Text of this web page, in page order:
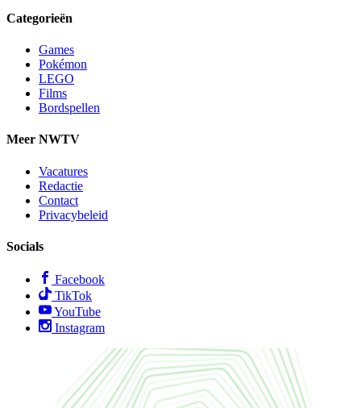
Categorieën
Games
Pokémon
LEGO
Films
Bordspellen
Meer NWTV
Vacatures
Redactie
Contact
Privacybeleid
Socials
Facebook
TikTok
YouTube
Instagram